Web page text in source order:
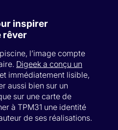
inspirer
rêver
l’image compte
Digeek a conçu un
immédiatement lisible,
aussi bien sur un
sur une carte de
à TPM31 une identité
de ses réalisations.